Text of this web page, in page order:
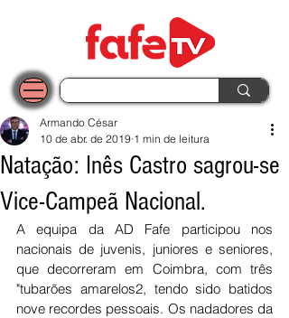
Natação: Inês Castro sagrou-se
Vice-Campeã Nacional.
Armando César
10 de abr. de 2019 1 min de leitura
A equipa da AD Fafe participou nos
nacionais de juvenis, juniores e seniores,
que decorreram em Coimbra, com três
"tubarões amarelos2, tendo sido batidos
nove recordes pessoais. Os nadadores da